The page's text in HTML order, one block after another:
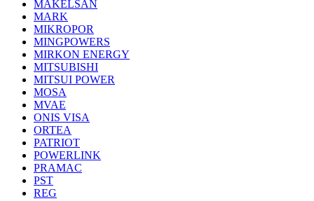
MAKELSAN
MARK
MIKROPOR
MINGPOWERS
MIRKON ENERGY
MITSUBISHI
MITSUI POWER
MOSA
MVAE
ONIS VISA
ORTEA
PATRIOT
POWERLINK
PRAMAC
PST
REG